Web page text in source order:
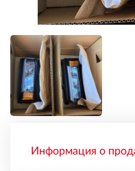
Информация о